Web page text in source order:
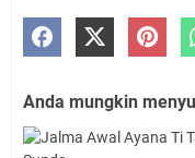
Anda mungkin